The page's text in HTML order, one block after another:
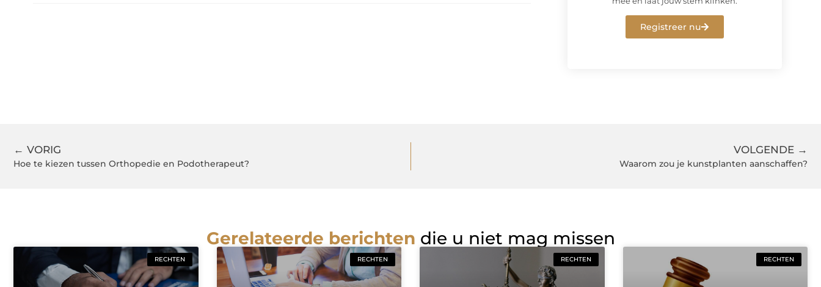
Registreer nu
← VORIG
Hoe te kiezen tussen Orthopedie en Podotherapeut?
VOLGENDE →
Waarom zou je kunstplanten aanschaffen?
Gerelateerde berichten die u niet mag missen
RECHTEN RECHTEN RECHTEN RECHTEN